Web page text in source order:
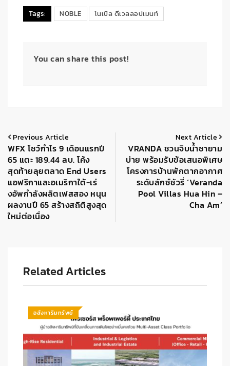
Tags: NOBLE โนเบิล ดีเวลลอปเมนท์
You can share this post!
Previous Article
WFX โชว์กำไร 9 เดือนแรกปี
65 แตะ 189.44 ลบ. โค้ง
สุดท้ายลุยตลาด End Users
แอฟริกาและอเมริกาใต้-เร่
งอัพกำลังผลิตเฟสสอง หนุน
ผลงานปี 65 สร้างสถิติสูงสุด
ใหม่ต่อเนื่อง
Next Article
VRANDA ชวนจิบน้ำชายาม
บ่าย พร้อมรับข้อเสนอพิเศษ
โครงการบ้านพักตากอากาศ
ระดับลักซ์ชัวรี่ ‘Veranda
Pool Villas Hua Hin –
Cha Am’
Related Articles
อสังหาริมทรัพย์